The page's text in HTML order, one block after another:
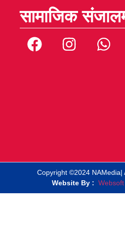
सामाजिक
Copyright ©2024 NAMedia|
Website By :